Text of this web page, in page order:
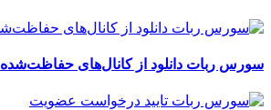
سورس ربات دانلود از کانال‌های حفاظت‌شده